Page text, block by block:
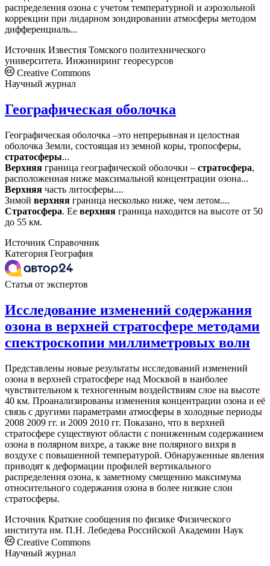
распределения озона с учетом температурной и аэрозольной
коррекции при лидарном зондировании атмосферы методом
дифференциаль...
Источник Известия Томского политехнического
университета. Инжиниринг георесурсов
Creative Commons
Научный журнал
Географическая оболочка
Географическая оболочка –это непрерывная и целостная
оболочка Земли, состоящая из земной коры, тропосферы,
стратосферы...
Верхняя граница географической оболочки – стратосфера,
расположенная ниже максимальной концентрации озона...
Верхняя часть литосферы....
Зимой верхняя граница несколько ниже, чем летом....
Стратосфера. Ее верхняя граница находится на высоте от 50
до 55 км.
Источник Справочник
Категория География
Статья от экспертов
Исследование изменений содержания
озона в верхней стратосфере методами
спектроскопии миллиметровых волн
Представлены новые результаты исследований изменений
озона в верхней стратосфере над Москвой в наиболее
чувствительном к техногенным воздействиям слое на высоте
40 км. Проанализированы изменения концентрации озона и её
связь с другими параметрами атмосферы в холодные периоды
2008 2009 гг. и 2009 2010 гг. Показано, что в верхней
стратосфере существуют области с пониженным содержанием
озона в полярном вихре, а также вне полярного вихря в
воздухе с повышенной температурой. Обнаруженные явления
приводят к деформации профилей вертикального
распределения озона, к заметному смещению максимума
относительного содержания озона в более низкие слои
стратосферы.
Источник Краткие сообщения по физике Физического
института им. П.Н. Лебедева Российской Академии Наук
Creative Commons
Научный журнал